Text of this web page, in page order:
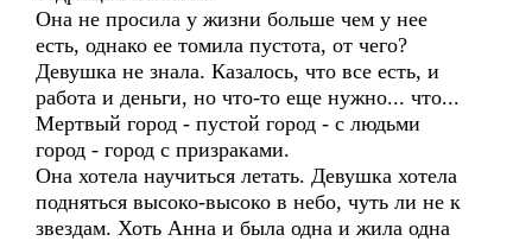
Она не просила у жизни больше чем у нее
есть, однако ее томила пустота, от чего?
Девушка не знала. Казалось, что все есть, и
работа и деньги, но что-то еще нужно... что...
Мертвый город - пустой город - с людьми
город - город с призраками.
Она хотела научиться летать. Девушка хотела
подняться высоко-высоко в небо, чуть ли не к
звездам. Хоть Анна и была одна и жила одна